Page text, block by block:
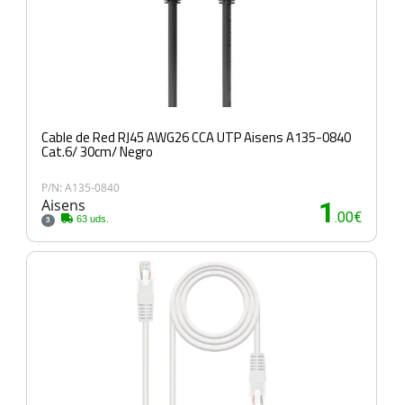
Cable de Red RJ45 AWG26 CCA UTP Aisens A135-0840
Cat.6/ 30cm/ Negro
P/N: A135-0840
Aisens
3 63 uds. 1 .00€